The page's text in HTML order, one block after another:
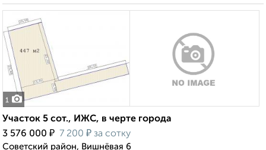
1
Участок 5 сот., ИЖС, в черте города
3 576 000 ₽ 7 200 ₽ за сотку
Советский район, Вишнёвая 6